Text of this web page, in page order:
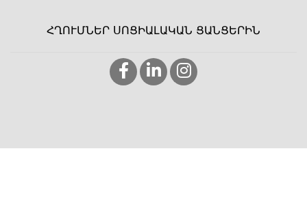
ՀՂՈՒՄՆԵՐ ՍՈՑԻԱԼԱԿԱՆ ՑԱՆՑԵՐԻՆ